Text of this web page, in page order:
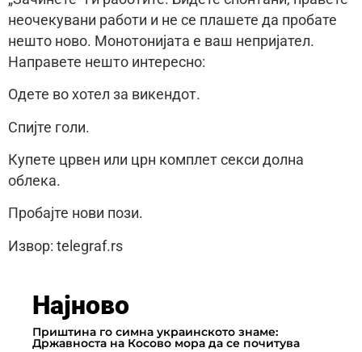
неочекувани работи и не се плашете да пробате
нешто ново. Монотонијата е ваш непријател.
Направете нешто интересно:
Одете во хотел за викендот.
Спијте голи.
Купете црвен или црн комплет секси долна
облека.
Пробајте нови пози.
Извор: telegraf.rs
Најново
Приштина го симна украинското знаме:
Државноста на Косово мора да се почитува